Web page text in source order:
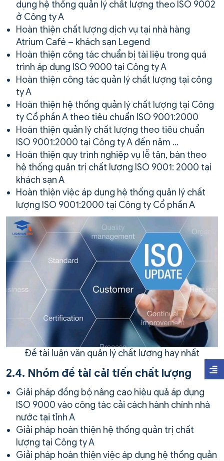
dụng hệ thống quản lý chất lượng theo ISO 9002
ở Công ty A
Hoàn thiện chất lượng dịch vụ tại nhà hàng
Atrium Café – khách sạn Legend
Hoàn thiện công tác chuẩn bị tài liệu trong quá
trình áp dụng ISO 9000 tại Công ty A
Hoàn thiện công tác quản lý chất lượng tại công
ty A
Hoàn thiện hệ thống quản lý chất lượng tại Công
ty Cổ phần A theo tiêu chuẩn ISO 9001:2000
Hoàn thiện quản lý chất lượng theo tiêu chuẩn
ISO 9001:2000 tại Công ty A đến năm …
Hoàn thiện quy trình nghiệp vụ lễ tân, bàn theo
hệ thống quản trị chất lượng ISO 9001: 2000 tại
khách sạn A
Hoàn thiện việc áp dụng hệ thống quản lý chất
lượng ISO 9001:2000 tại Công ty Cổ phần A
Đề tài luận văn quản lý chất lượng hay nhất
2.4. Nhóm đề tài cải tiến chất lượng
Giải pháp đồng bộ nâng cao hiệu quả áp dụng
ISO 9000 vào công tác cải cách hành chính nhà
nước tại tỉnh A
Giải pháp hoàn thiện hệ thống quản trị chất
lượng tại Công ty A
Giải pháp hoàn thiện việc áp dụng hệ thống quản